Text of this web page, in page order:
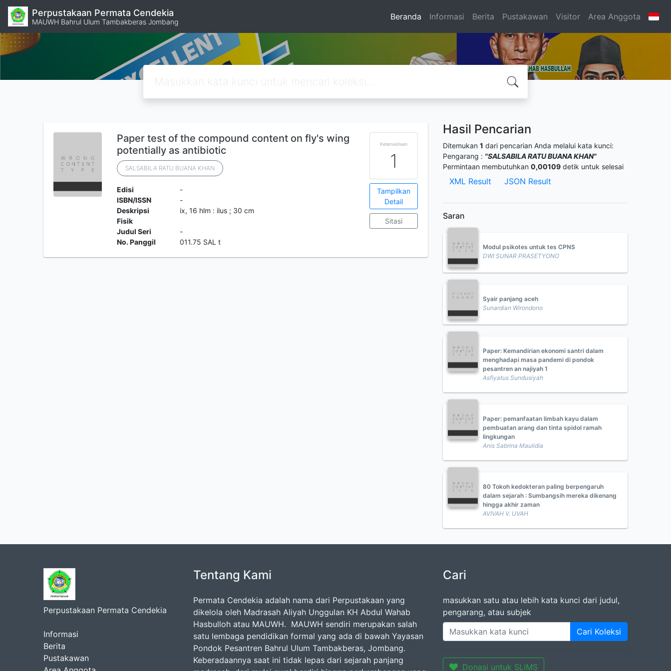
Perpustakaan Permata Cendekia
MAUWH Bahrul Ulum Tambakberas Jombang Beranda Informasi Berita Pustakawan Visitor Area Anggota
Paper test of the compound content on fly's wing
potentially as antibiotic
SALSABILA RATU BUANA KHAN
Edisi
-
ISBN/ISSN
-
Deskripsi
Fisik
ix, 16 hlm : ilus ; 30 cm
Judul Seri
-
No. Panggil
011.75 SAL t
Ketersediaan
1
Tampilkan
Detail
Sitasi
Hasil Pencarian
Ditemukan 1 dari pencarian Anda melalui kata kunci:
Pengarang : "SALSABILA RATU BUANA KHAN"
Permintaan membutuhkan 0,00109 detik untuk selesai
XML Result JSON Result
Saran
Modul psikotes untuk tes CPNS
DWI SUNAR PRASETYONO
Syair panjang aceh
Sunardian Wirondono
Paper: Kemandirian ekonomi santri dalam
menghadapi masa pandemi di pondok
pesantren an najiyah 1
Asfiyatus Sundusiyah
Paper: pemanfaatan limbah kayu dalam
pembuatan arang dan tinta spidol ramah
lingkungan
Anis Sabrina Maulidia
80 Tokoh kedokteran paling berpengaruh
dalam sejarah : Sumbangsih mereka dikenang
hingga akhir zaman
AVIVAH V. UVAH
Perpustakaan Permata Cendekia
Informasi
Berita
Pustakawan
Tentang Kami
Permata Cendekia adalah nama dari Perpustakaan yang
dikelola oleh Madrasah Aliyah Unggulan KH Abdul Wahab
Hasbulloh atau MAUWH. MAUWH sendiri merupakan salah
satu lembaga pendidikan formal yang ada di bawah Yayasan
Pondok Pesantren Bahrul Ulum Tambakberas, Jombang.
Keberadaannya saat ini tidak lepas dari sejarah panjang
Cari
masukkan satu atau lebih kata kunci dari judul,
pengarang, atau subjek
Cari Koleksi
Donasi untuk SLiMS